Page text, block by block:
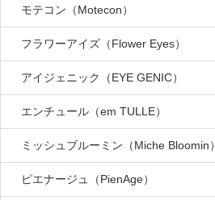
モテコン（Motecon）
フラワーアイズ（Flower Eyes）
アイジェニック（EYE GENIC）
エンチュール（em TULLE）
ミッシュブルーミン（Miche Bloomin）
ピエナージュ（PienAge）